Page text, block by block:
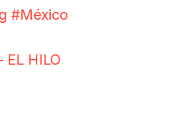
#México
HILO